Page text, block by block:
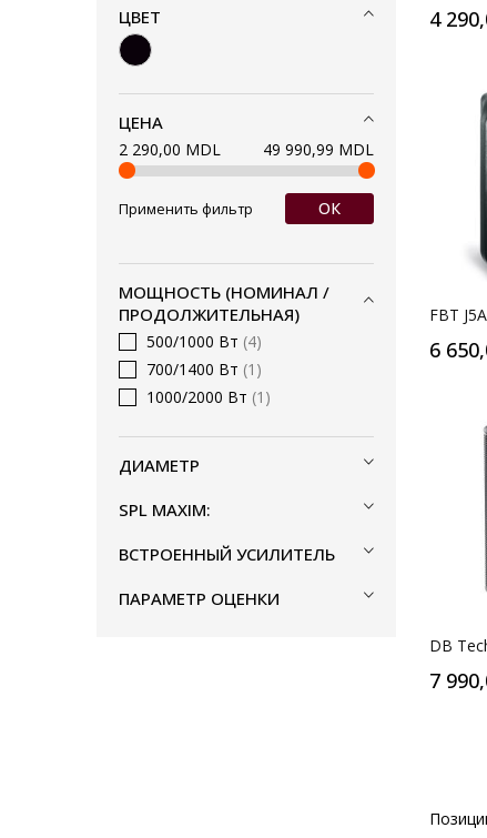
4
FBT J5A
6
DB
7
Montarbo
Fun Generation
Turbosound
QSC 3
ЦВЕТ
ЦЕНА
2 290,00 MDL 49 990,99 MDL
Применить фильтр ОК
МОЩНОСТЬ (НОМИНАЛ /
ПРОДОЛЖИТЕЛЬНАЯ)
500/1000 Вт 4
700/1400 Вт 1
1000/2000 Вт 1
ДИАМЕТР
SPL MAXIM:
ВСТРОЕННЫЙ УСИЛИТЕЛЬ
ПАРАМЕТР ОЦЕНКИ